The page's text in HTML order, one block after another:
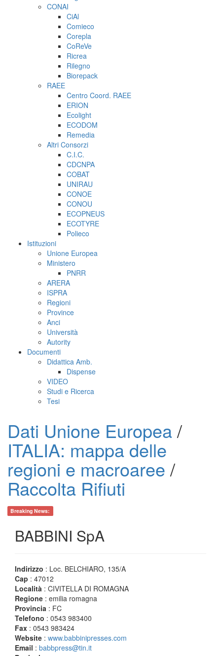
CONAI
CiAl
Comieco
Corepla
CoReVe
Ricrea
Rilegno
Biorepack
RAEE
Centro Coord. RAEE
ERION
Ecolight
ECODOM
Remedia
Altri Consorzi
C.I.C.
CDCNPA
COBAT
UNIRAU
CONOE
CONOU
ECOPNEUS
ECOTYRE
Polieco
Istituzioni
Unione Europea
Ministero
PNRR
ARERA
ISPRA
Regioni
Province
Anci
Università
Autority
Documenti
Didattica Amb.
Dispense
VIDEO
Studi e Ricerca
Tesi
Dati Unione Europea/
ITALIA: mappa delle
regioni e macroaree /
Raccolta Rifiuti
Breaking News:
BABBINI SpA
Indirizzo : Loc. BELCHIARO, 135/A
Cap : 47012
Località : CIVITELLA DI ROMAGNA
Regione : emilia romagna
Provincia : FC
Telefono : 0543 983400
Fax : 0543 983424
Website : www.babbinipresses.com
Email : babbpress@tin.it